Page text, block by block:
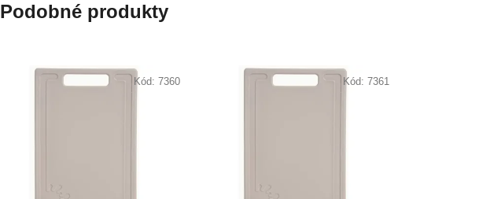
Podobné produkty
Kód: 7360 Kód: 7361